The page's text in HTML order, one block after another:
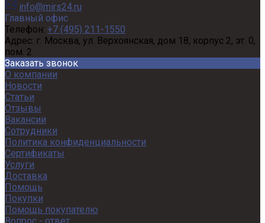
info@mirs24.ru
Главный офис
Телефон: +7 (495) 211-1550
Адрес: г. Москва, ул. Верхоянская, дом 18, корпус 2, эт. 0,
пом. 2
Заказать звонок
О компании
Новости
Статьи
Отзывы
Вакансии
Сотрудники
Политика конфиденциальности
Сертификаты
Услуги
Доставка
Помощь
Покупки
Помощь покупателю